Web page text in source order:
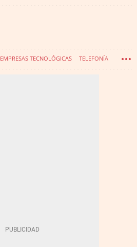
EMPRESAS TECNOLÓGICAS TELEFONÍA